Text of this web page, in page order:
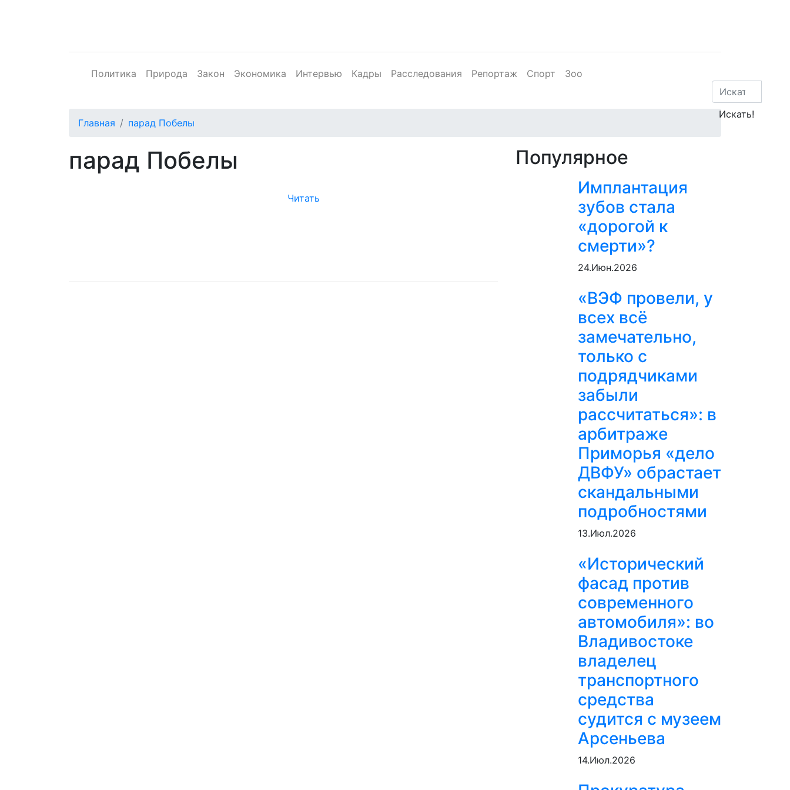
Политика Природа Закон Экономика Интервью Кадры Расследования Репортаж Спорт Зоо
Главная парад Побелы
парад Побелы
Читать
Популярное
Имплантация
зубов стала
«дорогой к
смерти»?
24.Июн.2026
«ВЭФ провели, у
всех всё
замечательно,
только с
подрядчиками
забыли
рассчитаться»: в
арбитраже
Приморья «дело
ДВФУ» обрастает
скандальными
подробностями
13.Июл.2026
«Исторический
фасад против
современного
автомобиля»: во
Владивостоке
владелец
транспортного
средства
судится с музеем
Арсеньева
14.Июл.2026